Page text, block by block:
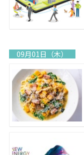
09月01日（木）